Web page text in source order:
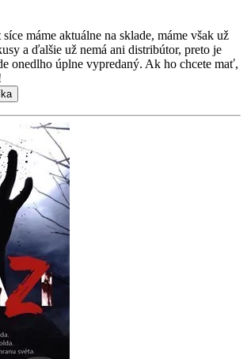
máme aktuálne na sklade, máme však už
a ďalšie už nemá ani distribútor, preto je
onedlho úplne vypredaný. Ak ho chcete mať,